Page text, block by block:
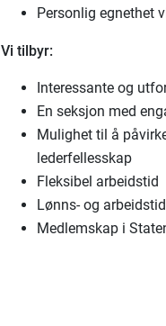
Personlig egnethet
Vi tilbyr:
Interessante og
En seksjon med
Mulighet til å
lederfellesskap
Fleksibel arbeidstid
Lønns- og
Medlemskap i